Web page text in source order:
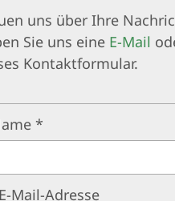
uns über Ihre
Sie uns eine E-Mail
Kontaktformular.
*
Mail-Adresse